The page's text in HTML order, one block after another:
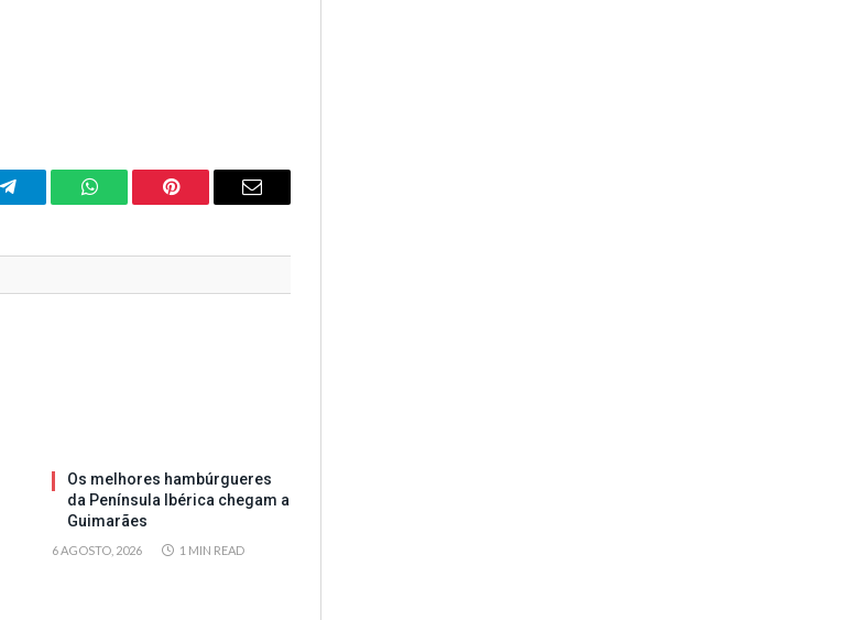
Telegram WhatsAppPinterest Email
Os melhores hambúrgueres
da Península Ibérica chegam a
Guimarães
6 AGOSTO, 2026 1 MIN READ